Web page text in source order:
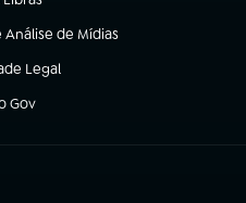
nova aba)
de Mídias
Legal
aba)
Gov
em nova aba)